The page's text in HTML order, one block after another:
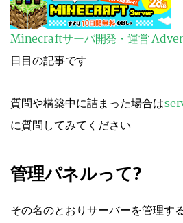
Minecraftサーバ開発・運営
日目の記事です
質問や構築中に詰まった場合は
に質問してみてください
管理パネルって?
その名のとおりサーバーを管理す